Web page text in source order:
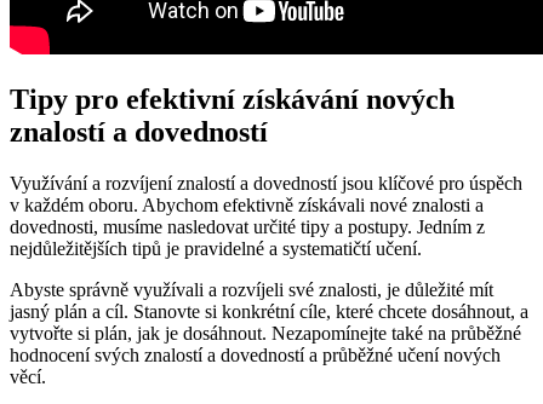
Tipy pro efektivní získávání nových
znalostí a dovedností
Využívání a rozvíjení znalostí a dovedností jsou klíčové pro úspěch
v každém oboru. Abychom efektivně získávali nové znalosti a
dovednosti, musíme nasledovat určité tipy a postupy. Jedním z
nejdůležitějších tipů je pravidelné a systematičtí učení.
Abyste správně využívali a rozvíjeli své znalosti, je důležité mít
jasný plán a cíl. Stanovte si konkrétní cíle, které chcete dosáhnout, a
vytvořte si plán, jak je dosáhnout. Nezapomínejte také na průběžné
hodnocení svých znalostí a dovedností a průběžné učení nových
věcí.